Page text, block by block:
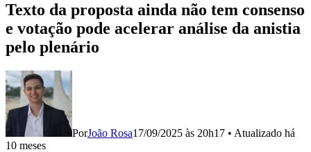
Texto da proposta ainda não tem consenso
e votação pode acelerar análise da anistia
pelo plenário
PorJoão Rosa17/09/2025 às 20h17 • Atualizado há
10 meses